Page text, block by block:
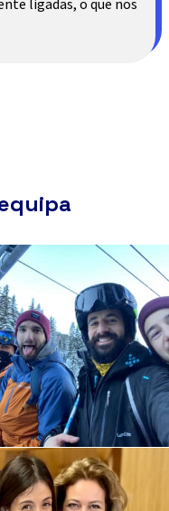
ligadas, o que nos